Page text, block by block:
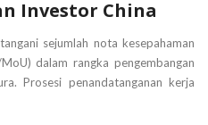
Investor China
sejumlah nota kesepahaman
dalam rangka pengembangan
Prosesi penandatanganan kerja